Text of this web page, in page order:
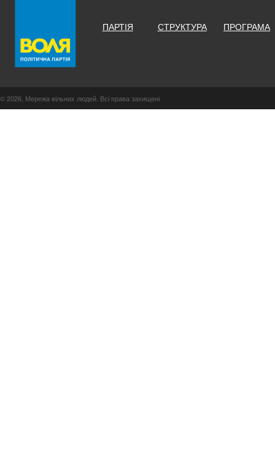
ПАРТІЯ СТРУКТУРА ПРОГРАМА
© 2026, Мережа вільних людей. Всі права захищені